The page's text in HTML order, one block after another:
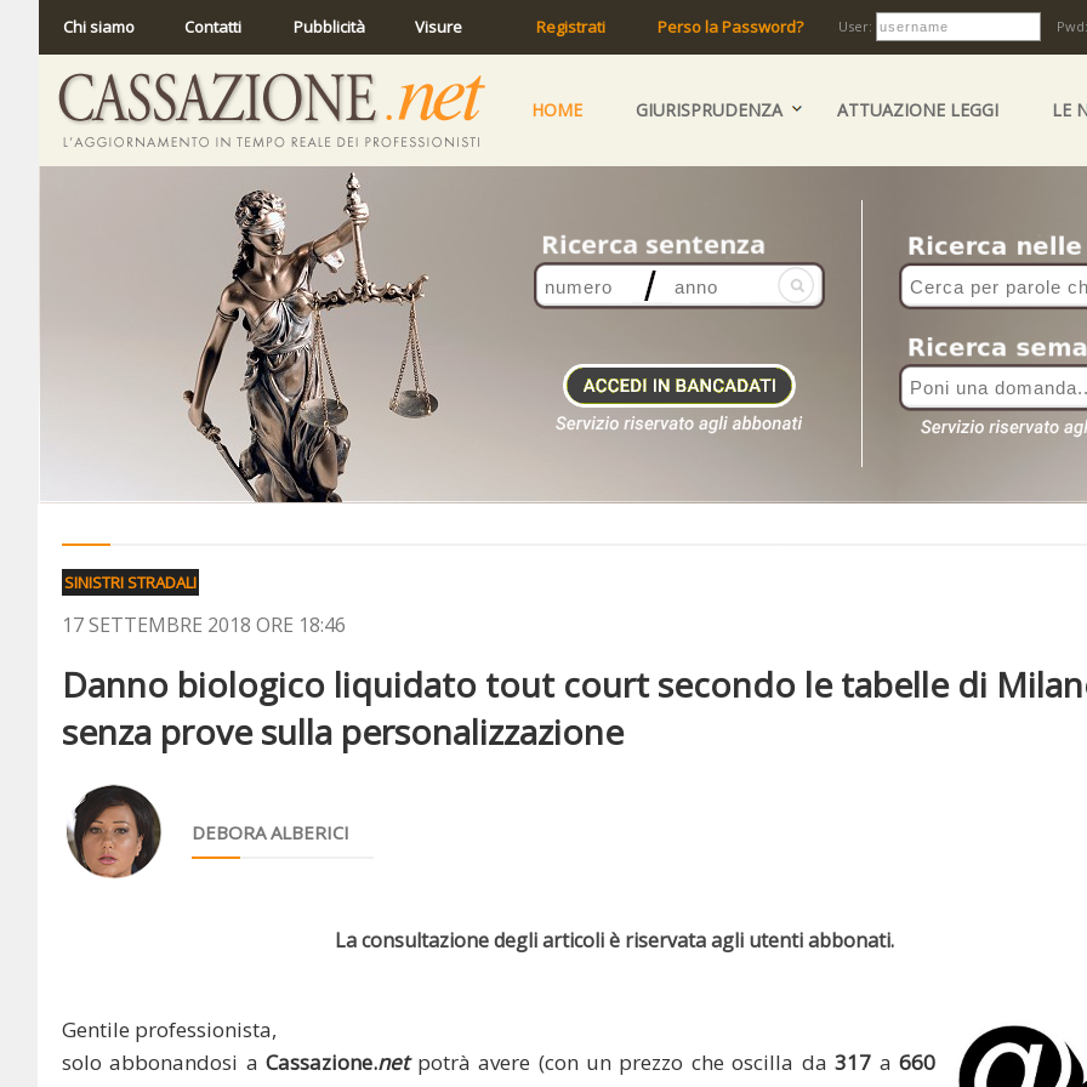
Chi siamo Contatti Pubblicità Visure Registrati Perso la Password? User:
HOME GIURISPRUDENZA ATTUAZIONE LEGGI LE
SINISTRI STRADALI
17 SETTEMBRE 2018 ORE 18:46
Danno biologico liquidato tout court secondo le tabelle di
senza prove sulla personalizzazione
DEBORA ALBERICI
La consultazione degli articoli è riservata agli utenti abbonati.
Gentile professionista,
solo abbonandosi aCassazione.netpotrà avere (con un prezzo che oscilla da317 a660